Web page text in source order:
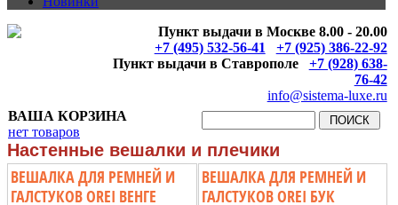
Пункт выдачи в Москве 8.00 - 20.00
+7 (495) 532-56-41
+7 (925) 386-22-92
Пункт выдачи в Ставрополе
+7 (928) 638-
76-42
info@sistema-luxe.ru
ВАША КОРЗИНА
нет товаров
Настенные вешалки и плечики
ВЕШАЛКА ДЛЯ РЕМНЕЙ И
ГАЛСТУКОВ OREI ВЕНГЕ
ВЕШАЛКА ДЛЯ РЕМНЕЙ И
ГАЛСТУКОВ OREI БУК